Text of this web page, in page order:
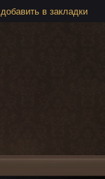
добавить в закладки